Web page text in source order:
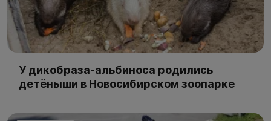
У дикобраза-альбиноса родились
детёныши в Новосибирском зоопарке